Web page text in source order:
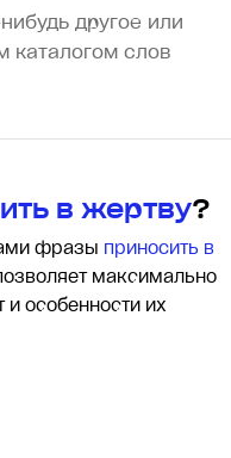
другое или
каталогом слов
в жертву?
фразы приносить в
максимально
особенности их